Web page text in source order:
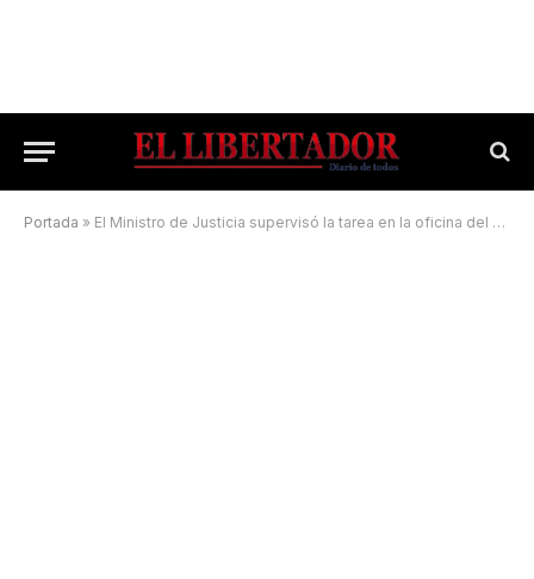
Portada » El Ministro de Justicia supervisó la tarea en la oficina del Registro Civil en el Campaña